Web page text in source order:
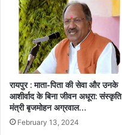
रायपुर : माता-पिता की सेवा और उनके
आशीर्वाद के बिना जीवन अधूरा: संस्कृति
मंत्री बृजमोहन अग्रवाल…
February 13, 2024